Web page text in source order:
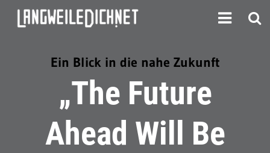
Ein Blick in die nahe Zukunft
„The Future
Ahead Will Be